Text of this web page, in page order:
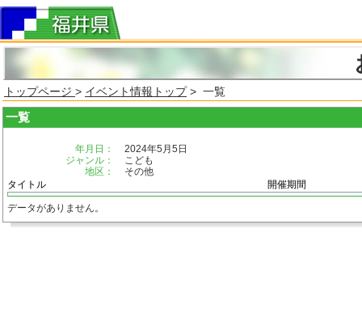
トップページ > イベント情報トップ> 一覧
一覧
年月日：
2024年5月5日
ジャンル：
こども
地区：
その他
タイトル
開催期間
データがありません。